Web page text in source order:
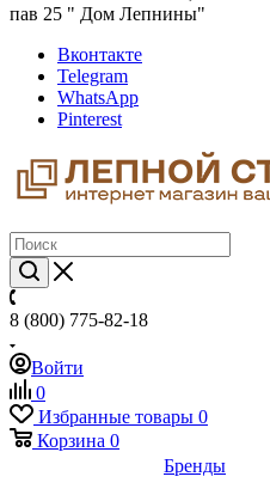
пав 25 " Дом Лепнины"
Вконтакте
Telegram
WhatsApp
Pinterest
8 (800) 775-82-18
Войти
0
Избранные товары 0
Корзина 0
Бренды